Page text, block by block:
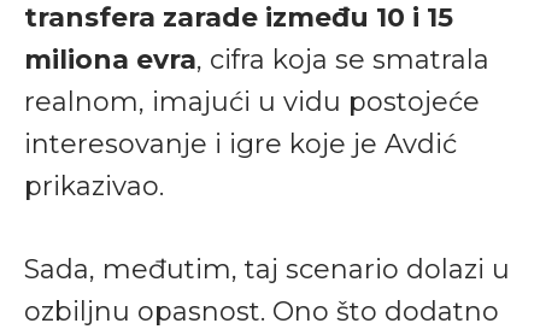
transfera zarade između 10 i 15
miliona evra, cifra koja se smatrala
realnom, imajući u vidu postojeće
interesovanje i igre koje je Avdić
prikazivao.
Sada, međutim, taj scenario dolazi u
ozbiljnu opasnost. Ono što dodatno